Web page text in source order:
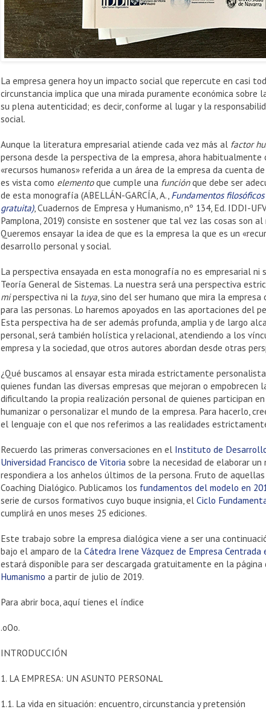
La empresa genera hoy un impacto social que repercute en casi
circunstancia implica que una mirada puramente económica sobre
su plena autenticidad; es decir, conforme al lugar y la
social.
Aunque la literatura empresarial atiende cada vez más al factor
persona desde la perspectiva de la empresa, ahora habitualmente
«recursos humanos» referida a un área de la empresa da cuenta
es vista como elementoque cumple una funciónque debe ser
de esta monografía (ABELLÁN-GARCÍA, A., Fundamentos
gratuita), Cuadernos de Empresa y Humanismo, nº 134, Ed. IDDI-
Pamplona, 2019) consiste en sostener que tal vez las cosas son
Queremos ensayar la idea de que es la empresa la que es un
desarrollo personal y social.
La perspectiva ensayada en esta monografía no es empresarial
Teoría General de Sistemas. La nuestra será una perspectiva
miperspectiva ni la tuya , sino del ser humano que mira la
para las personas. Lo haremos apoyados en las aportaciones del
Esta perspectiva ha de ser además profunda, amplia y de largo
personal, será también holística y relacional, atendiendo a los
empresa y la sociedad, que otros autores abordan desde otras
¿Qué buscamos al ensayar esta mirada estrictamente
quienes fundan las diversas empresas que mejoran o empobrecen
dificultando la propia realización personal de quienes participan en
humanizar o personalizar el mundo de la empresa. Para hacerlo,
el lenguaje con el que nos referimos a las realidades
Recuerdo las primeras conversaciones en el Instituto de
Universidad Francisco de Vitoria sobre la necesidad de elaborar un
respondiera a los anhelos últimos de la persona. Fruto de
Coaching Dialógico. Publicamos los fundamentos del modelo en
serie de cursos formativos cuyo buque insignia, el Ciclo
cumplirá en unos meses 25 ediciones.
Este trabajo sobre la empresa dialógica viene a ser una
bajo el amparo de la Cátedra Irene Vázquez de Empresa Centrada
estará disponible para ser descargada gratuitamente en la página
Humanismo a partir de julio de 2019.
Para abrir boca, aquí tienes el índice
.oOo.
INTRODUCCIÓN
1. LA EMPRESA: UN ASUNTO PERSONAL
1.1. La vida en situación: encuentro, circunstancia y pretensión